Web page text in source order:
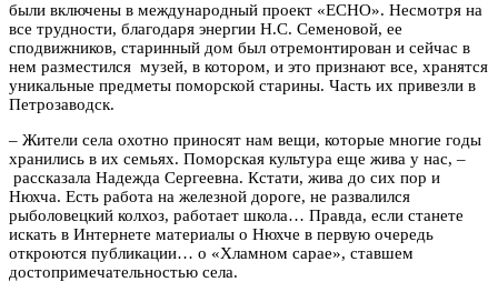
были включены в международный проект «ECHO». Несмотря на
все трудности, благодаря энергии Н.С. Семеновой, ее
сподвижников, старинный дом был отремонтирован и сейчас в
нем разместился музей, в котором, и это признают все, хранятся
уникальные предметы поморской старины. Часть их привезли в
Петрозаводск.
– Жители села охотно приносят нам вещи, которые многие годы
хранились в их семьях. Поморская культура еще жива у нас, –
рассказала Надежда Сергеевна. Кстати, жива до сих пор и
Нюхча. Есть работа на железной дороге, не развалился
рыболовецкий колхоз, работает школа… Правда, если станете
искать в Интернете материалы о Нюхче в первую очередь
откроются публикации… о «Хламном сарае», ставшем
достопримечательностью села.